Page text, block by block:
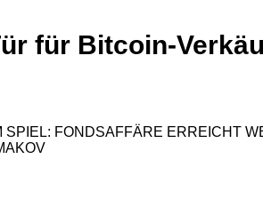
für Bitcoin-